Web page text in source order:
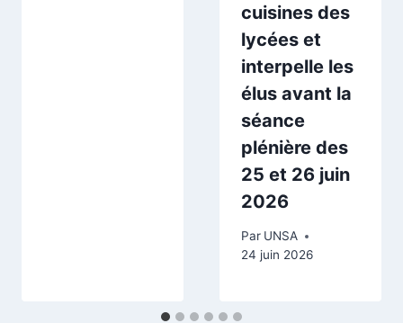
cuisines des
lycées et
interpelle les
élus avant la
séance
plénière des
25 et 26 juin
2026
Par UNSA
24 juin 2026